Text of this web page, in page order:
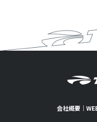
会社概要｜